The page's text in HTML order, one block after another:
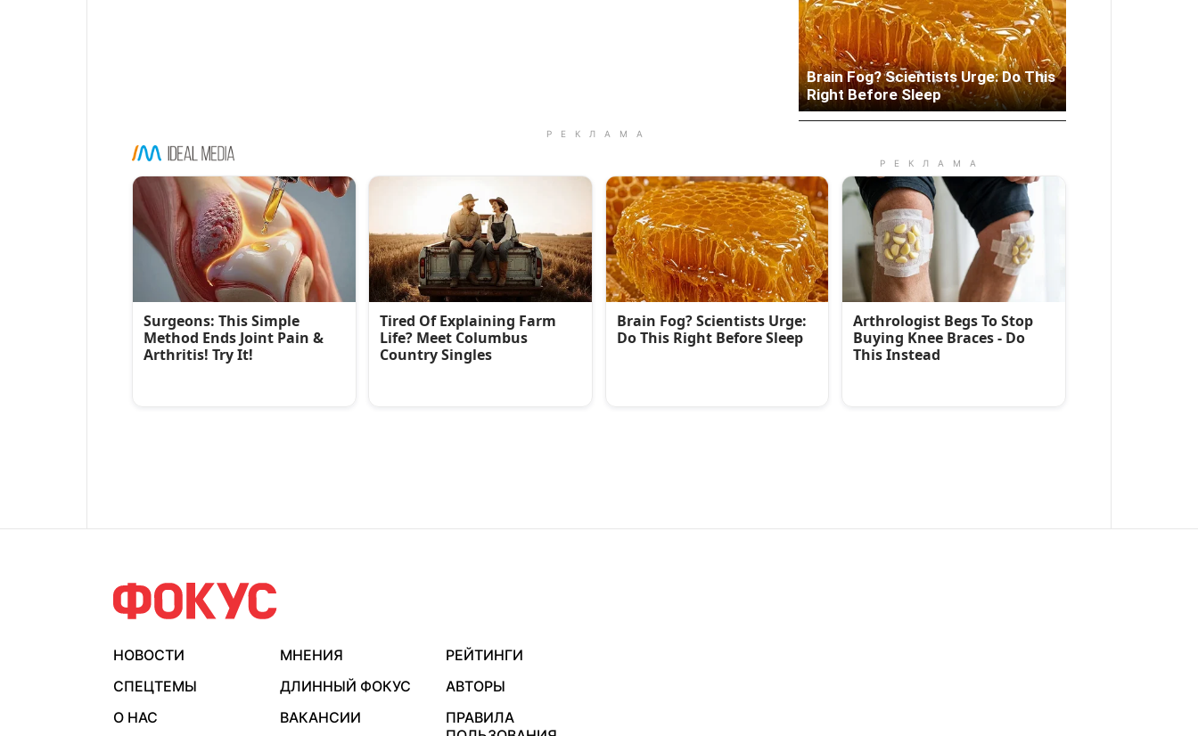
НОВОСТИ МНЕНИЯ
РЕЙТИНГИ
СПЕЦТЕМЫ
ДЛИННЫЙ ФОКУС
АВТОРЫ
О НАС
ВАКАНСИИ
ПРАВИЛА